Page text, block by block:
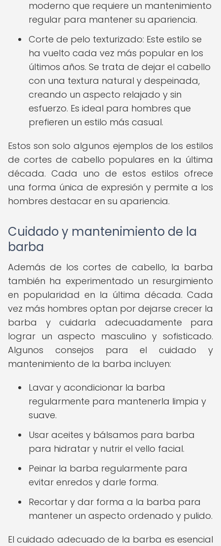
moderno que requiere un mantenimiento
regular para mantener su apariencia.
Corte de pelo texturizado: Este estilo se
ha vuelto cada vez más popular en los
últimos años. Se trata de dejar el cabello
con una textura natural y despeinada,
creando un aspecto relajado y sin
esfuerzo. Es ideal para hombres que
prefieren un estilo más casual.
Estos son solo algunos ejemplos de los estilos
de cortes de cabello populares en la última
década. Cada uno de estos estilos ofrece
una forma única de expresión y permite a los
hombres destacar en su apariencia.
Cuidado y mantenimiento de la
barba
Además de los cortes de cabello, la barba
también ha experimentado un resurgimiento
en popularidad en la última década. Cada
vez más hombres optan por dejarse crecer la
barba y cuidarla adecuadamente para
lograr un aspecto masculino y sofisticado.
Algunos consejos para el cuidado y
mantenimiento de la barba incluyen:
Lavar y acondicionar la barba
regularmente para mantenerla limpia y
suave.
Usar aceites y bálsamos para barba
para hidratar y nutrir el vello facial.
Peinar la barba regularmente para
evitar enredos y darle forma.
Recortar y dar forma a la barba para
mantener un aspecto ordenado y pulido.
El cuidado adecuado de la barba es esencial